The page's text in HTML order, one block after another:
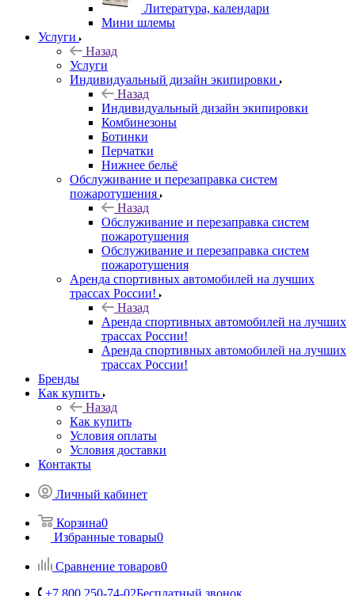
Литература, календари
Мини шлемы
Услуги
Назад
Услуги
Индивидуальный дизайн экипировки
Назад
Индивидуальный дизайн экипировки
Комбинезоны
Ботинки
Перчатки
Нижнее бельё
Обслуживание и перезаправка систем
пожаротушения
Назад
Обслуживание и перезаправка систем
пожаротушения
Обслуживание и перезаправка систем
пожаротушения
Аренда спортивных автомобилей на лучших
трассах России!
Назад
Аренда спортивных автомобилей на лучших
трассах России!
Аренда спортивных автомобилей на лучших
трассах России!
Бренды
Как купить
Назад
Как купить
Условия оплаты
Условия доставки
Контакты
Личный кабинет
Корзина0
Избранные товары0
Сравнение товаров0
+7 800 250-74-02Бесплатный звонок